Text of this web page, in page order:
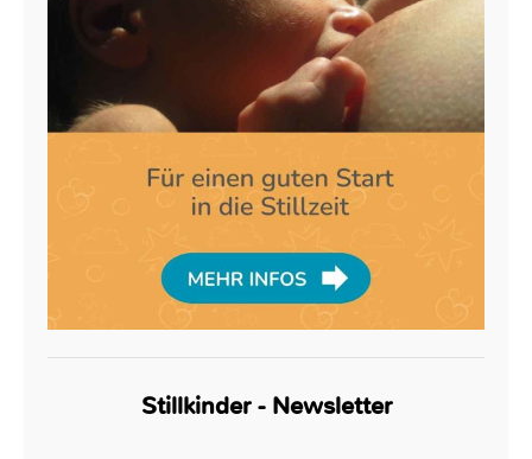
Stillkinder - Newsletter